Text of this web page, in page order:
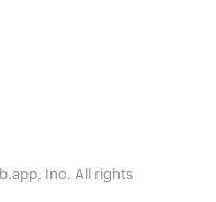
Inc. All rights